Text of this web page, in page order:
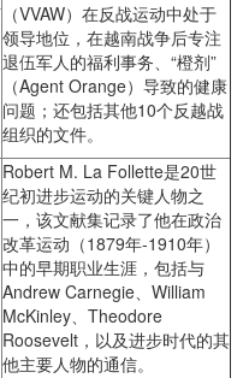
（VVAW）在反战运动中处于
领导地位，在越南战争后专注
退伍军人的福利事务、“橙剂”
（Agent Orange）导致的健康
问题；还包括其他10个反越战
组织的文件。
Robert M. La Follette是20世
纪初进步运动的关键人物之
一，该文献集记录了他在政治
改革运动（1879年-1910年）
中的早期职业生涯，包括与
Andrew Carnegie、William
McKinley、Theodore
Roosevelt，以及进步时代的其
他主要人物的通信。